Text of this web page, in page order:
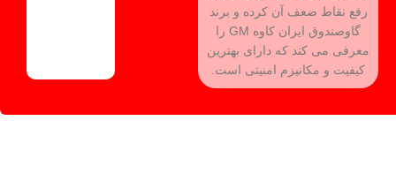
رفع نقاط ضعف آن کرده و برند
گاوصندوق ایران کاوه GM را
معرفی می کند که دارای بهترین
کیفیت و مکانیزم امنیتی است.